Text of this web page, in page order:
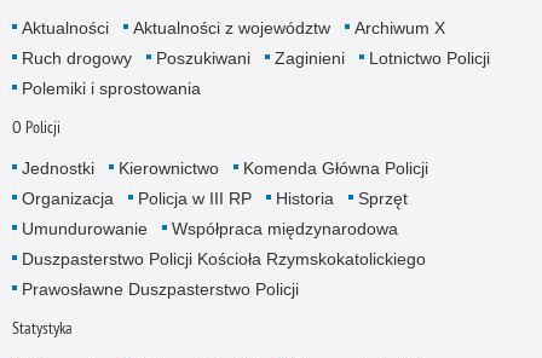
Aktualności Aktualności z województw
Archiwum X
Ruch drogowy
Poszukiwani Zaginieni
Lotnictwo Policji
Polemiki i sprostowania
O Policji
Jednostki Kierownictwo
Komenda Główna Policji
Organizacja
Policja w III RP Historia
Sprzęt
Umundurowanie
Współpraca międzynarodowa
Duszpasterstwo Policji Kościoła Rzymskokatolickiego
Prawosławne Duszpasterstwo Policji
Statystyka